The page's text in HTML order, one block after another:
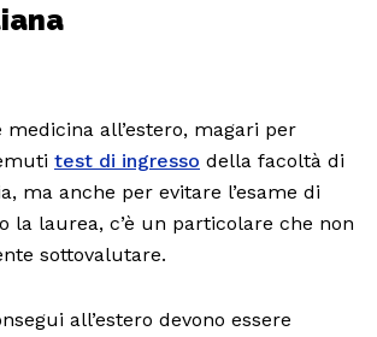
all’estero, magari per
test di ingresso della facoltà di
ma anche per evitare l’esame di
la laurea, c’è un particolare che non
sottovalutare.
all’estero devono essere